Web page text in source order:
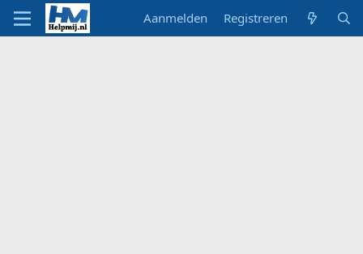
Aanmelden Registreren